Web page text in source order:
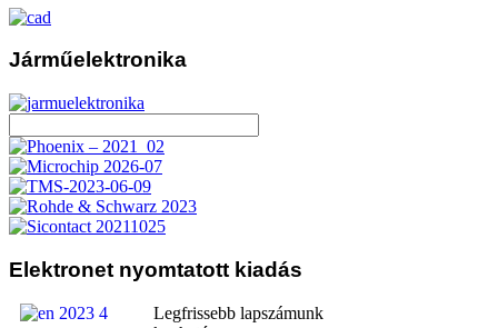
Járműelektronika
Elektronet nyomtatott kiadás
Legfrissebb lapszámunk